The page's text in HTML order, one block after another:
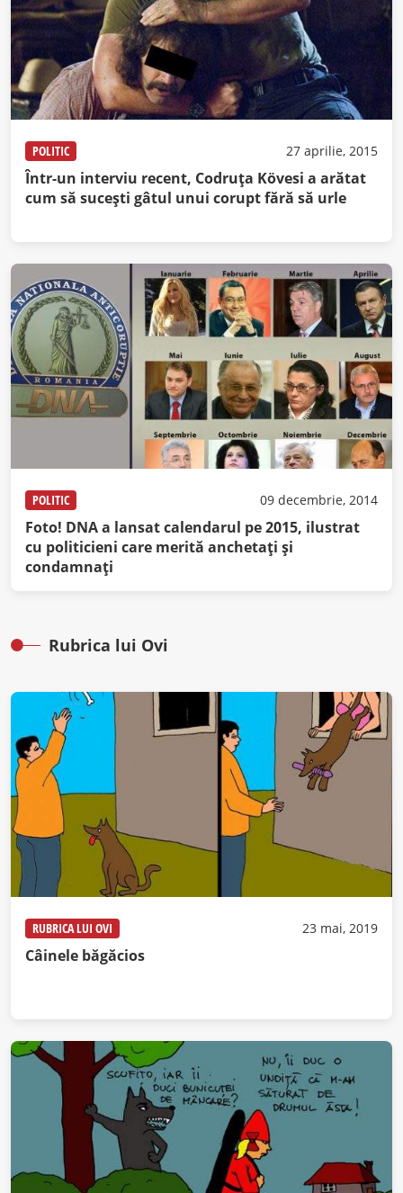
POLITIC 27 aprilie, 2015
Într-un interviu recent, Codruţa Kövesi a arătat
cum să suceşti gâtul unui corupt fără să urle
POLITIC 09 decembrie, 2014
Foto! DNA a lansat calendarul pe 2015, ilustrat
cu politicieni care merită anchetați și
condamnați
Rubrica lui Ovi
RUBRICA LUI OVI 23 mai, 2019
Câinele băgăcios